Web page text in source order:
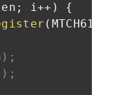
; i++ )
{
(